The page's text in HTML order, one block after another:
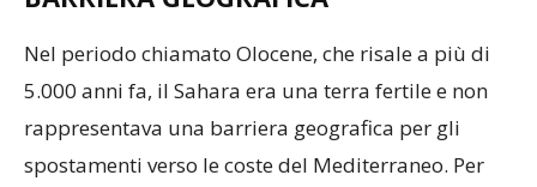
Nel periodo chiamato Olocene, che risale a più di
5.000 anni fa, il Sahara era una terra fertile e non
rappresentava una barriera geografica per gli
spostamenti verso le coste del Mediterraneo. Per